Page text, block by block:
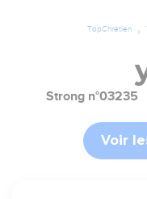
TopChrétien
Strong n°03235
Voir